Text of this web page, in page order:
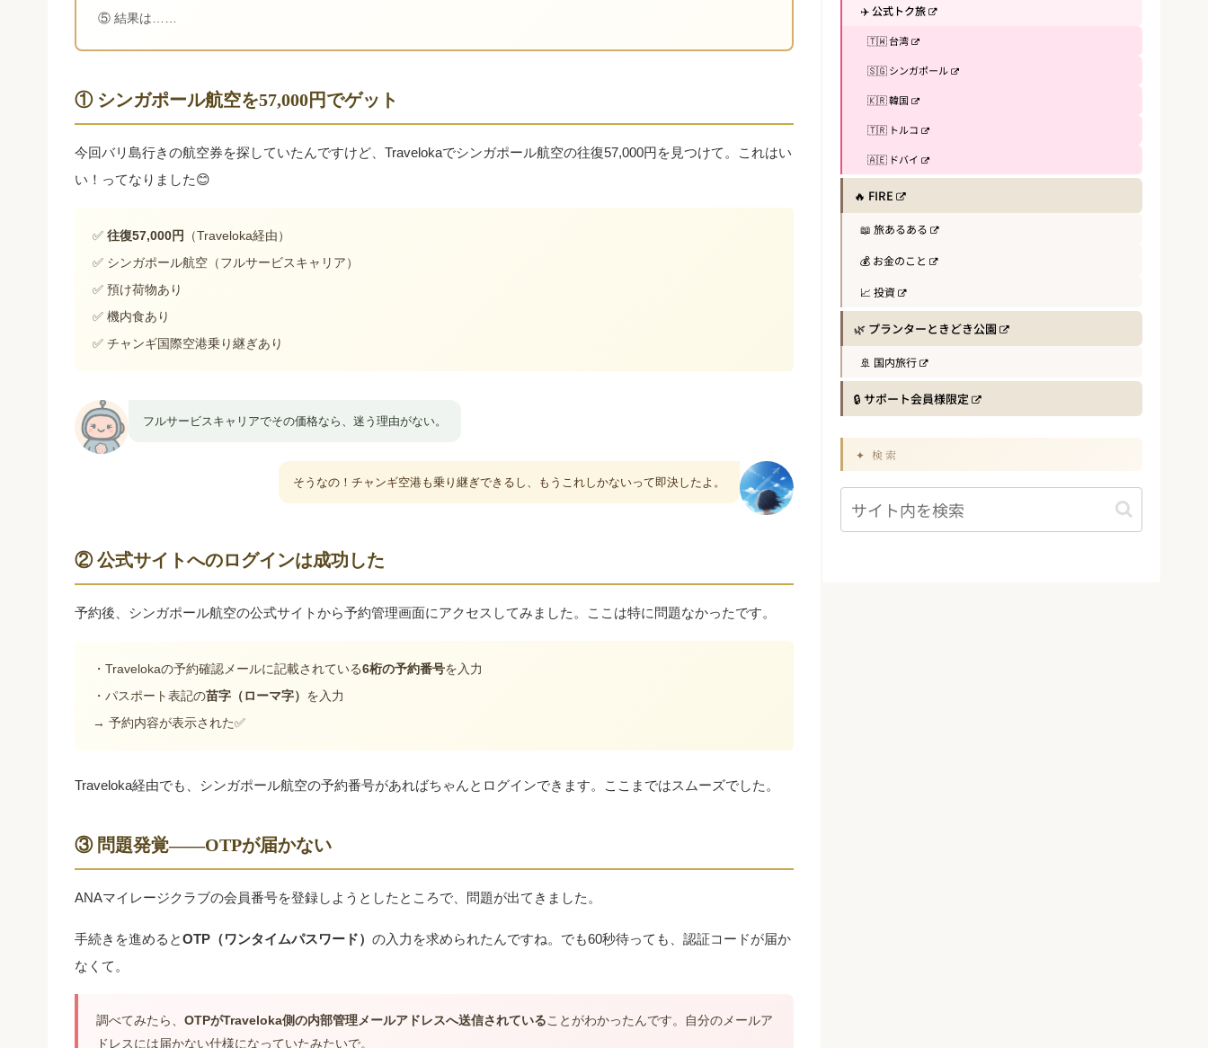
⑤ 結果は……
① シンガポール航空を57,000円でゲット
今回バリ島行きの航空券を探していたんですけど、Travelokaでシンガポール航空の往復57,000円を見つけて。これはい
い！ってなりました😊
✅ 往復57,000円
（Traveloka経由）
✅ シンガポール航空（フルサービスキャリア）
✅ 預け荷物あり
✅ 機内食あり
✅ チャンギ国際空港乗り継ぎあり
フルサービスキャリアでその価格なら、迷う理由がない。
そうなの！チャンギ空港も乗り継ぎできるし、もうこれしかないって即決したよ。
② 公式サイトへのログインは成功した
予約後、シンガポール航空の公式サイトから予約管理画面にアクセスしてみました。ここは特に問題なかったです。
・Travelokaの予約確認メールに記載されている6桁の予約番号を入力
・パスポート表記の苗字（ローマ字） を入力
→ 予約内容が表示された✅
Traveloka経由でも、シンガポール航空の予約番号があればちゃんとログインできます。ここまではスムーズでした。
③ 問題発覚——OTPが届かない
ANAマイレージクラブの会員番号を登録しようとしたところで、問題が出てきました。
手続きを進めるとOTP（ワンタイムパスワード） の入力を求められたんですね。でも60秒待っても、認証コードが届か
なくて。
調べてみたら、 OTPがTraveloka側の内部管理メールアドレスへ送信されていることがわかったんです。自分のメールア
ドレスには届かない仕様になっていたみたいで。
✈️ 公式トク旅
🇹🇼 台湾
🇸🇬 シンガポール
🇰🇷 韓国
🇹🇷 トルコ
🇦🇪 ドバイ
🔥 FIRE
📖 旅あるある
💰 お金のこと
📈 投資
🌿 プランターときどき公園
🚢 国内旅行
🔒 サポート会員様限定
✦ 検索